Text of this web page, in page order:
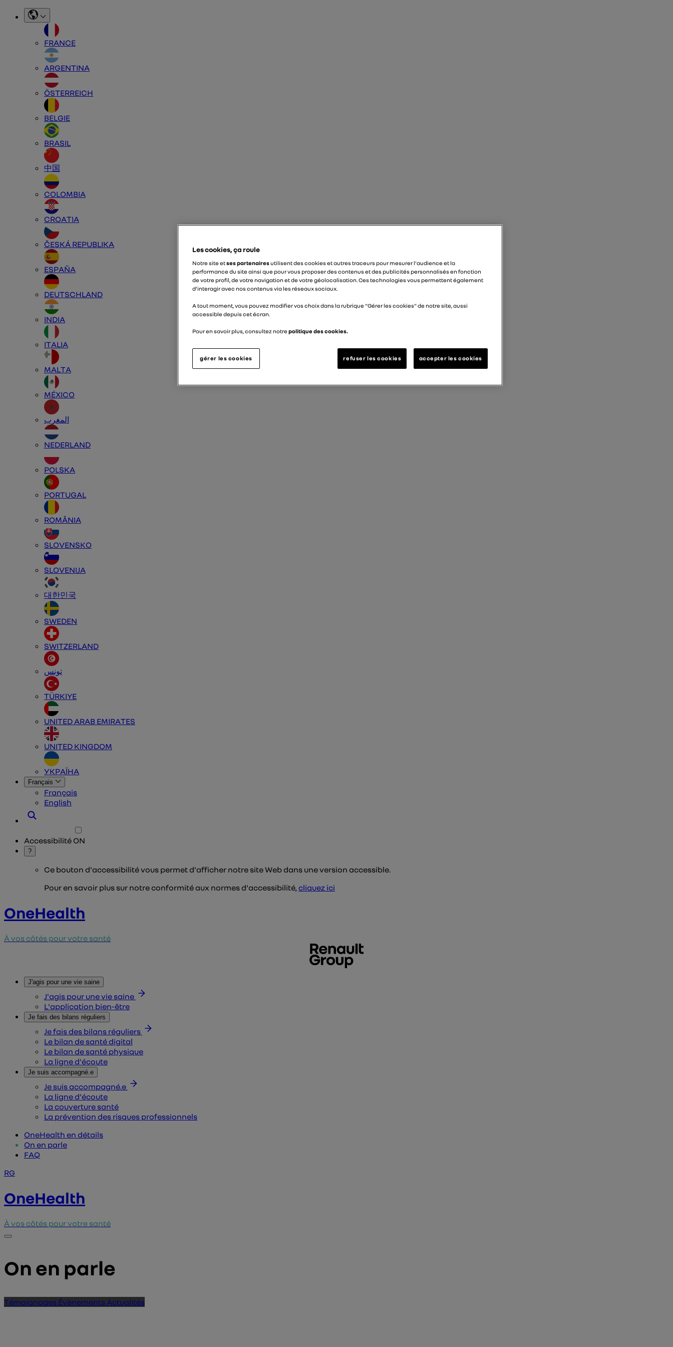
FRANCE
ARGENTINA
ÖSTERREICH
BELGIE
BRASIL
中国
COLOMBIA
CROATIA
ČESKÁ REPUBLIKA
ESPAÑA
DEUTSCHLAND
INDIA
ITALIA
MALTA
MÉXICO
المغرب
NEDERLAND
POLSKA
PORTUGAL
ROMÂNIA
SLOVENSKO
SLOVENIJA
대한민국
SWEDEN
SWITZERLAND
تونس
TÜRKIYE
UNITED ARAB EMIRATES
UNITED KINGDOM
УКРАЇНА
Français
Français
English
Accessibilité ON
?
Ce bouton d'accessibilité vous permet d'afficher notre site Web dans une version accessible.
Pour en savoir plus sur notre conformité aux normes d'accessibilité,cliquez ici
OneHealth
À vos côtés pour votre santé
J'agis pour une vie saine
J'agis pour une vie saine
L'application bien-être
Je fais des bilans réguliers
Je fais des bilans réguliers
Le bilan de santé digital
Le bilan de santé physique
La ligne d'écoute
Je suis accompagné.e
Je suis accompagné.e
La ligne d'écoute
La couverture santé
La prévention des risques professionnels
OneHealth en détails
On en parle
FAQ
RG
OneHealth
À vos côtés pour votre santé
On en parle
Témoignages Évènements Actualités
Les cookies, ça roule
Notre site etses partenairesutilisent des cookies et autres traceurs pour mesurer l'audience et la
performance du site ainsi que pour vous proposer des contenus et des publicités personnalisés en fonction
de votre profil, de votre navigation et de votre géolocalisation. Ces technologies vous permettent également
d’interagir avec nos contenus via les réseaux sociaux.
A tout moment, vous pouvez modifier vos choix dans la rubrique "Gérer les cookies" de notre site, aussi
accessible depuis cet écran.
Pour en savoir plus, consultez notre politique des cookies.
gérer les cookies refuser les cookies accepter les cookies